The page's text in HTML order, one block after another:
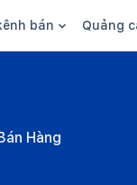
bán Quảng
Hàng